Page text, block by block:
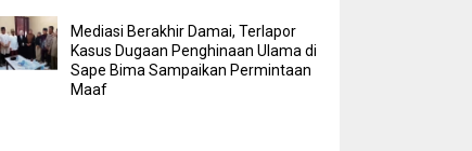
Mediasi Berakhir Damai, Terlapor
Kasus Dugaan Penghinaan Ulama di
Sape Bima Sampaikan Permintaan
Maaf